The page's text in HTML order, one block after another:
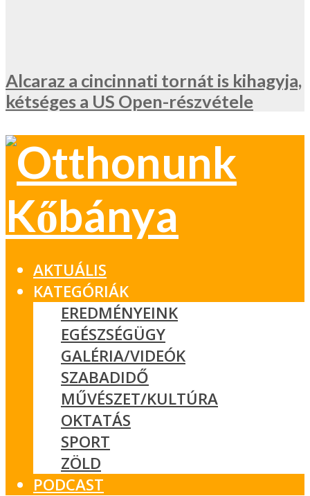
Alcaraz a cincinnati tornát is kihagyja,
kétséges a US Open-részvétele
AKTUÁLIS
KATEGÓRIÁK
EREDMÉNYEINK
EGÉSZSÉGÜGY
GALÉRIA/VIDEÓK
SZABADIDŐ
MŰVÉSZET/KULTÚRA
OKTATÁS
SPORT
ZÖLD
PODCAST